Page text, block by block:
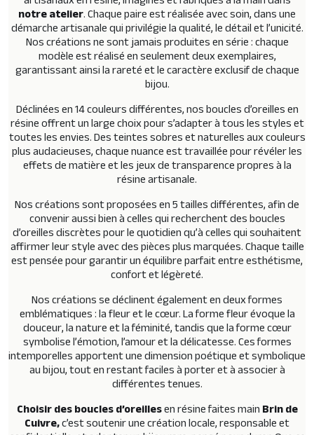
notre atelier. Chaque paire est réalisée avec soin, dans une
démarche artisanale qui privilégie la qualité, le détail et l’unicité.
Nos créations ne sont jamais produites en série :chaque
modèle est réalisé en seulement deux exemplaires,
garantissant ainsi la rareté et le caractère exclusif de chaque
bijou.
Déclinées en14 couleurs différentes, nos boucles d’oreilles en
résine offrent un large choix pour s’adapter à tous les styles et
toutes les envies. Des teintes sobres et naturelles aux couleurs
plus audacieuses, chaque nuance est travaillée pour révéler les
effets de matière et les jeux de transparence propres à la
résine artisanale.
Nos créations sont proposées en5 tailles différentes, afin de
convenir aussi bien à celles qui recherchent des boucles
d’oreilles discrètes pour le quotidien qu’à celles qui souhaitent
affirmer leur style avec des pièces plus marquées. Chaque taille
est pensée pour garantir un équilibre parfait entre esthétisme,
confort et légèreté.
Nos créations se déclinent également endeux formes
emblématiques : la fleur et le cœur. La forme fleur évoque la
douceur, la nature et la féminité, tandis que la forme cœur
symbolise l’émotion, l’amour et la délicatesse. Ces formes
intemporelles apportent une dimension poétique et symbolique
au bijou, tout en restant faciles à porter et à associer à
différentes tenues.
Choisir desboucles d’oreillesen résine faites mainBrin de
Cuivre,c’est soutenir unecréation locale, responsable et